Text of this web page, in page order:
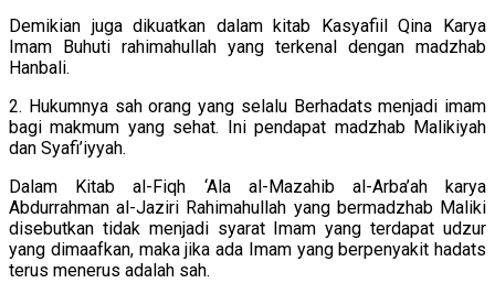
Demikian juga dikuatkan dalam kitab Kasyafiil Qina Karya
Imam Buhuti rahimahullah yang terkenal dengan madzhab
Hanbali.
2. Hukumnya sah orang yang selalu Berhadats menjadi imam
bagi makmum yang sehat. Ini pendapat madzhab Malikiyah
dan Syafi’iyyah.
Dalam Kitab al-Fiqh ‘Ala al-Mazahib al-Arba’ah karya
Abdurrahman al-Jaziri Rahimahullah yang bermadzhab Maliki
disebutkan tidak menjadi syarat Imam yang terdapat udzur
yang dimaafkan, maka jika ada Imam yang berpenyakit hadats
terus menerus adalah sah.